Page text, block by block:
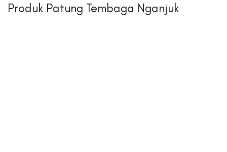
Produk Patung Tembaga Nganjuk